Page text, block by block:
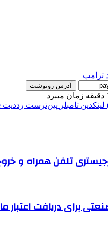
ترامپ
آدرس رونوشت
لینکدین ‫تامبلر ‫پین‌ترست ‫رددیت
تلفن همراه و
برای دریافت اعتبار